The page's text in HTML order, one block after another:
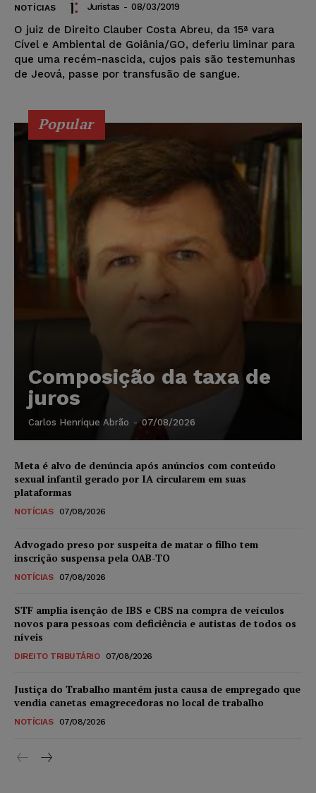
NOTÍCIAS Juristas - 08/03/2019
O juiz de Direito Clauber Costa Abreu, da 15ª vara
Cível e Ambiental de Goiânia/GO, deferiu liminar para
que uma recém-nascida, cujos pais são testemunhas
de Jeová, passe por transfusão de sangue.
Popular
Composição da taxa de
juros
Carlos Henrique Abrão - 07/08/2026
Meta é alvo de denúncia após anúncios com conteúdo
sexual infantil gerado por IA circularem em suas
plataformas
NOTÍCIAS 07/08/2026
Advogado preso por suspeita de matar o filho tem
inscrição suspensa pela OAB-TO
NOTÍCIAS 07/08/2026
STF amplia isenção de IBS e CBS na compra de veículos
novos para pessoas com deficiência e autistas de todos os
níveis
DIREITO TRIBUTÁRIO 07/08/2026
Justiça do Trabalho mantém justa causa de empregado que
vendia canetas emagrecedoras no local de trabalho
NOTÍCIAS 07/08/2026